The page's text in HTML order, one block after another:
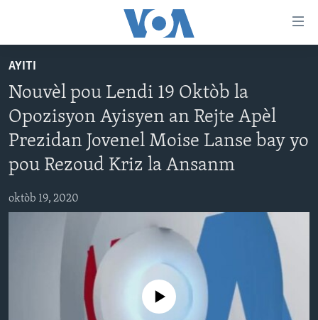
to
main
content
Skip
to
main
Skip
to
LÈZETAZINI
AMERIK LATIN
ENTÈNASYONAL
VIDEO
FLASHPOINT IKRÈN
AYITI
Nouvèl pou Lendi 19 Oktòb la
Opozisyon Ayisyen an Rejte Apèl
Prezidan Jovenel Moise Lanse bay yo
pou Rezoud Kriz la Ansanm
oktòb 19, 2020
No media source currently available